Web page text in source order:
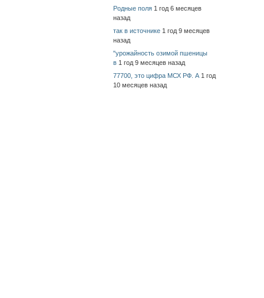
Родные поля 1 год 6 месяцев
назад
так в источнике 1 год 9 месяцев
назад
"урожайность озимой пшеницы
в 1 год 9 месяцев назад
77700, это цифра МСХ РФ. А 1 год
10 месяцев назад